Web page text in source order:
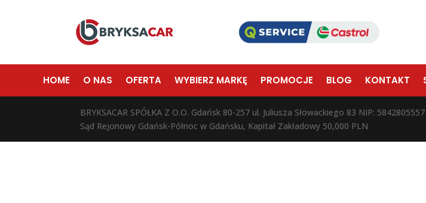
HOME O NAS OFERTA WYBIERZ MARKĘ PROMOCJE BLOG KONTAKT
BRYKSACAR SPÓŁKA Z O.O. Gdańsk 80-257 ul. Juliusza Słowackiego 83 NIP:
Sąd Rejonowy Gdańsk-Północ w Gdańsku, Kapitał Zakładowy 50,000 PLN